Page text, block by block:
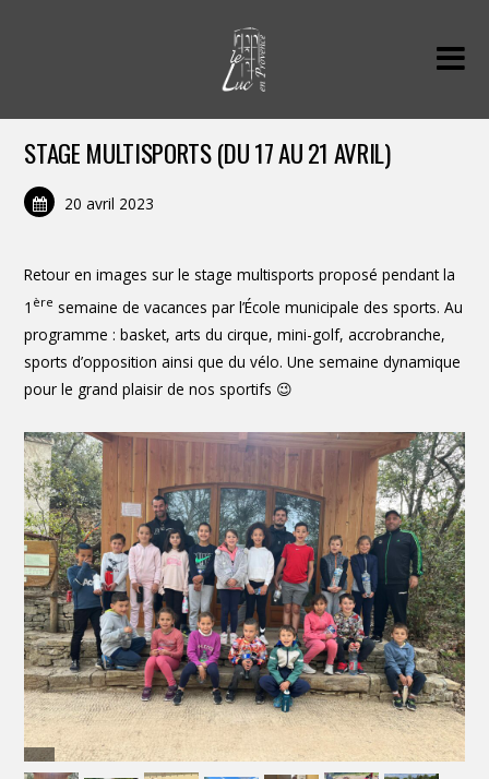
STAGE MULTISPORTS (DU 17 AU 21 AVRIL)
20 avril 2023
Retour en images sur le stage multisports proposé pendant la
1 ère semaine de vacances par l’École municipale des sports. Au
programme : basket, arts du cirque, mini-golf, accrobranche,
sports d’opposition ainsi que du vélo. Une semaine dynamique
pour le grand plaisir de nos sportifs 😉